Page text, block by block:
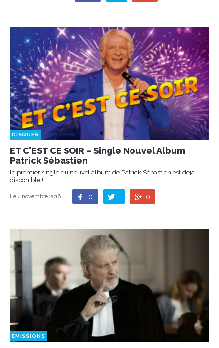
DISQUES
ET C’EST CE SOIR – Single Nouvel Album
Patrick Sébastien
le premier single du nouvel album de Patrick Sébastien est déjà
disponible !
Le 4 novembre 2016 0 0
EMISSIONS